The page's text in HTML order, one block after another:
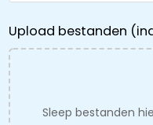
Upload bestanden
Sleep bestanden